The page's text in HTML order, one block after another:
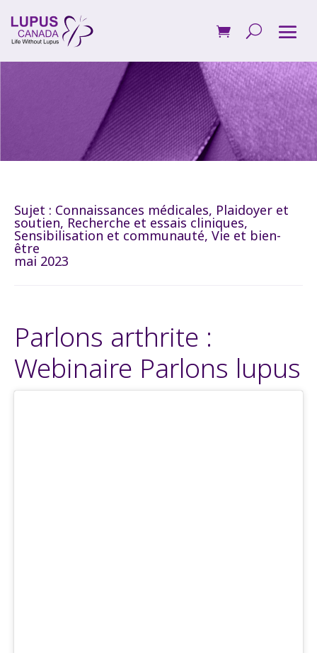
Sujet : Connaissances médicales, Plaidoyer et
soutien, Recherche et essais cliniques,
Sensibilisation et communauté, Vie et bien-
être
mai 2023
Parlons arthrite :
Webinaire Parlons lupus